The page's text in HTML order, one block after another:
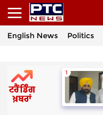
English News Politics